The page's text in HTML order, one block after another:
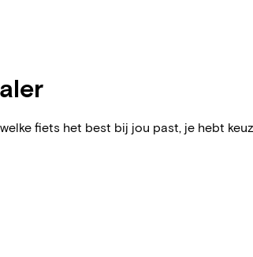
fiets het best bij jou past, je hebt